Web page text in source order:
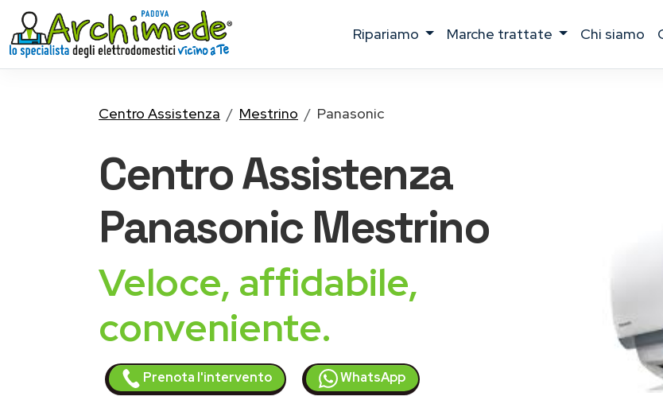
ripariamo marche trattate chi siamo
Centro Assistenza Mestrino Panasonic
Centro Assistenza
PanasonicMestrino
Veloce, affidabile,
conveniente.
Prenota l'intervento WhatsApp